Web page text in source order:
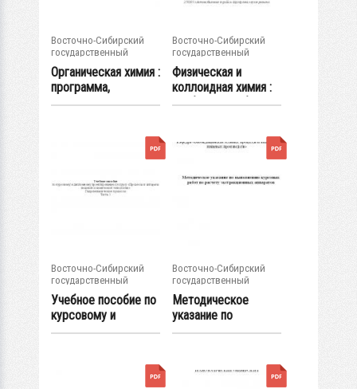
Восточно-Сибирский
государственный
университет...
Органическая химия :
программа,
методические и...
Восточно-Сибирский
государственный
университет...
Физическая и
коллоидная химия :
учебное пособие
Восточно-Сибирский
государственный
университет...
Учебное пособие по
курсовому и
дипломному...
Восточно-Сибирский
государственный
университет...
Методическое
указание по
выполнению